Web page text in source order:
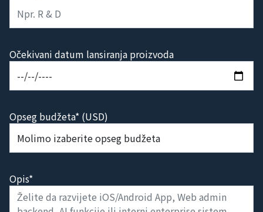
Očekivani datum lansiranja proizvoda
Opseg budžeta* (USD)
Opis*